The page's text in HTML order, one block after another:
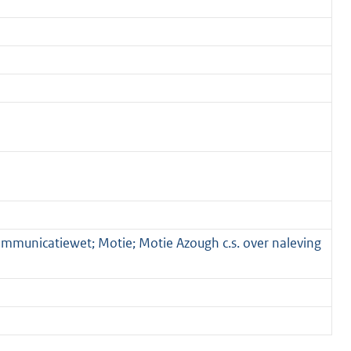
Motie; Motie Azough c.s. over naleving